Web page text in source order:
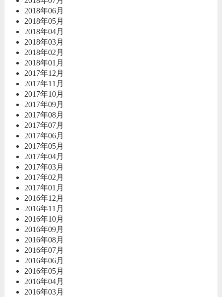
2018年06月
2018年05月
2018年04月
2018年03月
2018年02月
2018年01月
2017年12月
2017年11月
2017年10月
2017年09月
2017年08月
2017年07月
2017年06月
2017年05月
2017年04月
2017年03月
2017年02月
2017年01月
2016年12月
2016年11月
2016年10月
2016年09月
2016年08月
2016年07月
2016年06月
2016年05月
2016年04月
2016年03月